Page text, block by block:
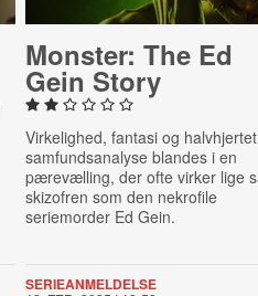
Monster: The Ed
Gein Story
Virkelighed, fantasi og halvhjertet
samfundsanalyse blandes i en
pærevælling, der ofte virker lige
skizofren som den nekrofile
seriemorder Ed Gein.
SERIEANMELDELSE